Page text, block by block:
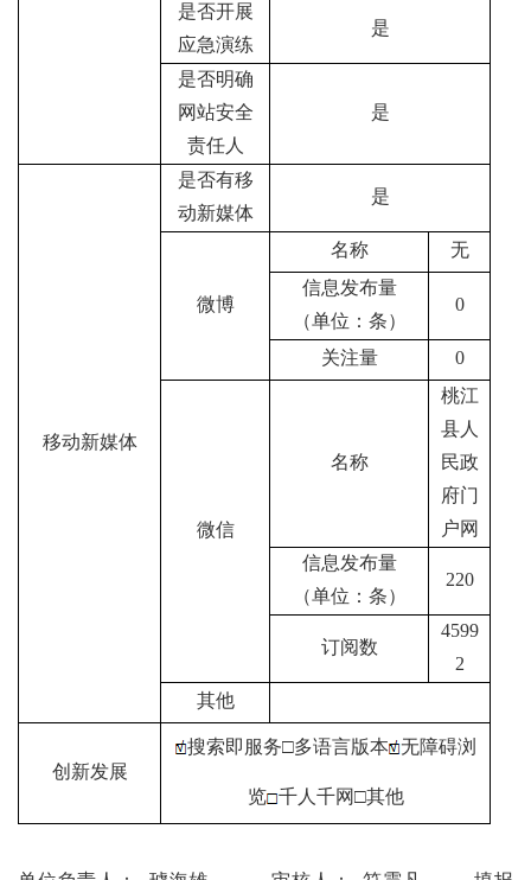
是否开展
应急演练
是
是否明确
网站安全
责任人
是
移动新媒体
是否有移
动新媒体
是
微博
名称
无
信息发布量
（单位：条）
0
关注量 0
微信
名称
桃江
县人
民政
府门
户网
信息发布量
（单位：条）
220
订阅数
4599
2
其他
创新发展
搜索即服务□多语言版本 无障碍浏
览 千人千网□其他